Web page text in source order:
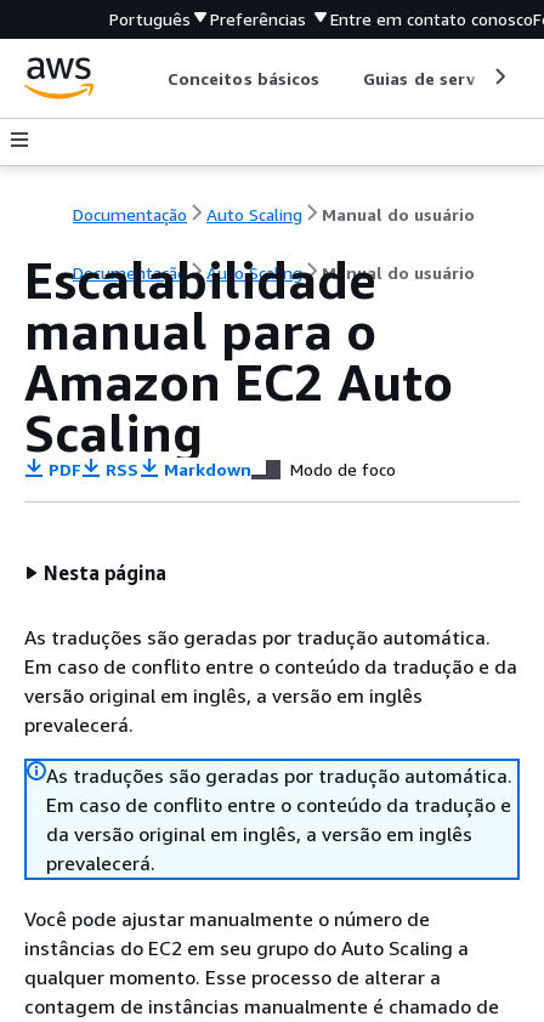
Português Preferências Entre em contato conosco
Conceitos básicos Guias de serviço
Documentação Auto Scaling Manual do usuário
Documentação Auto Scaling Manual do usuário
Escalabilidade
manual para o
Amazon EC2 Auto
Scaling
PDF RSS Markdown Modo de foco
Nesta página
As traduções são geradas por tradução automática.
Em caso de conflito entre o conteúdo da tradução e da
versão original em inglês, a versão em inglês
prevalecerá.
As traduções são geradas por tradução automática.
Em caso de conflito entre o conteúdo da tradução e
da versão original em inglês, a versão em inglês
prevalecerá.
Você pode ajustar manualmente o número de
instâncias do EC2 em seu grupo do Auto Scaling a
qualquer momento. Esse processo de alterar a
contagem de instâncias manualmente é chamado de